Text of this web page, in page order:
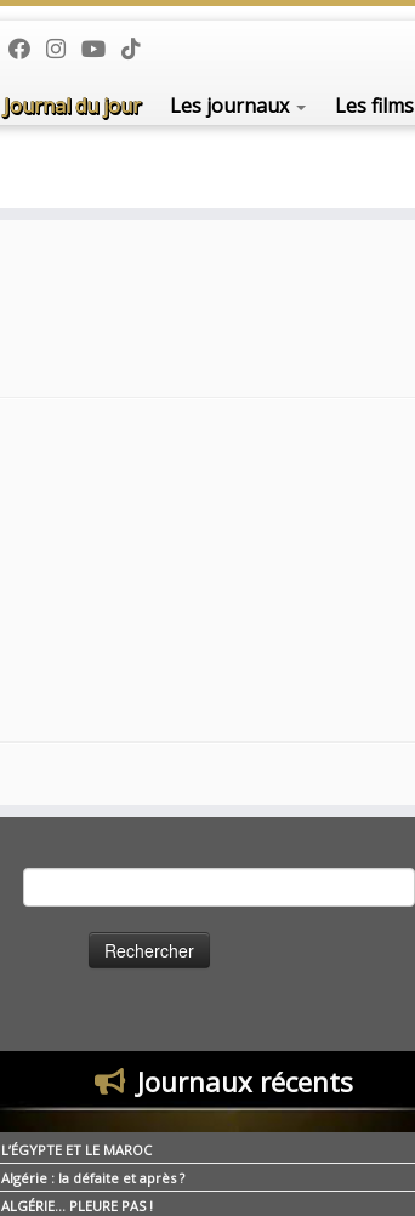
Journal du jour Les journaux Les films
Journaux récents
L’ÉGYPTE ET LE MAROC
Algérie : la défaite et après ?
ALGÉRIE… PLEURE PAS !